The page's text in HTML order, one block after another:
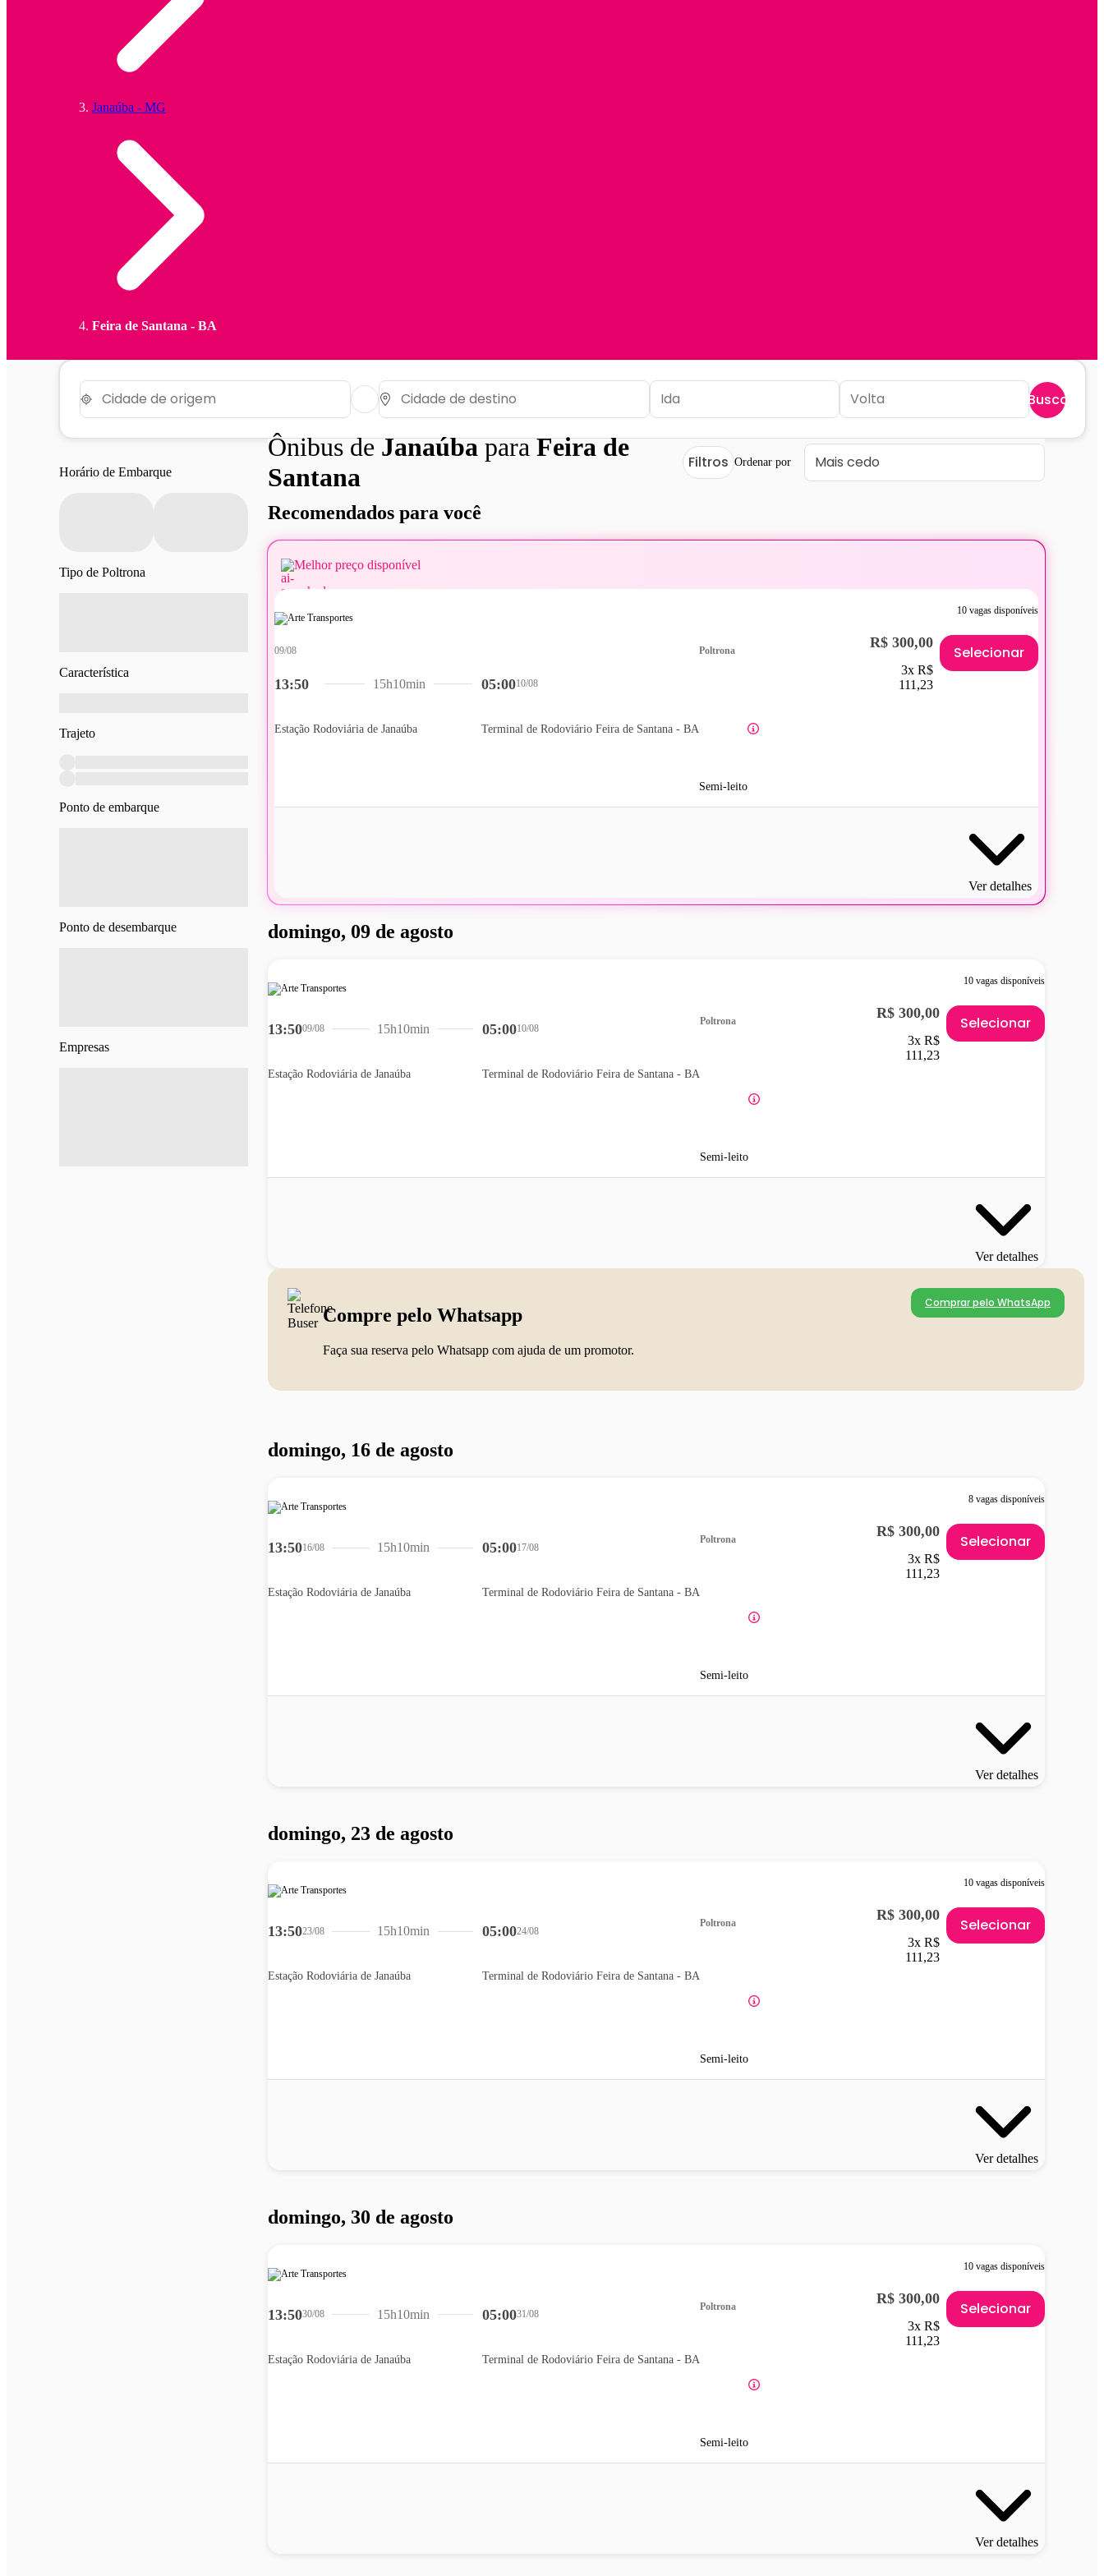
Janaúba - MG
Feira de Santana - BA
Buscar
Horário de Embarque
Tipo de Poltrona
Característica
Trajeto
Ponto de embarque
Ponto de desembarque
Empresas
Ônibus deJanaúbaparaFeira de
Santana
Filtros Ordenar por
Recomendados para você
Melhor preço disponível
10 vagas disponíveis
13:50
09/08
Estação Rodoviária de Janaúba
05:0010/08
Terminal de Rodoviário Feira de Santana - BA
15h10min
Poltrona
Semi-leito
R$ 300,00
3x R$
111,23
Selecionar
Ver detalhes
domingo, 09 de agosto
10 vagas disponíveis
13:5009/08
Estação Rodoviária de Janaúba
05:0010/08
Terminal de Rodoviário Feira de Santana - BA
15h10min
Poltrona
Semi-leito
R$ 300,00
3x R$
111,23
Selecionar
Ver detalhes
Compre pelo Whatsapp
Faça sua reserva pelo Whatsapp com ajuda de um promotor.
Comprar pelo WhatsApp
domingo, 16 de agosto
8 vagas disponíveis
13:5016/08
Estação Rodoviária de Janaúba
05:0017/08
Terminal de Rodoviário Feira de Santana - BA
15h10min
Poltrona
Semi-leito
R$ 300,00
3x R$
111,23
Selecionar
Ver detalhes
domingo, 23 de agosto
10 vagas disponíveis
13:5023/08
Estação Rodoviária de Janaúba
05:0024/08
Terminal de Rodoviário Feira de Santana - BA
15h10min
Poltrona
Semi-leito
R$ 300,00
3x R$
111,23
Selecionar
Ver detalhes
domingo, 30 de agosto
10 vagas disponíveis
13:5030/08
Estação Rodoviária de Janaúba
05:0031/08
Terminal de Rodoviário Feira de Santana - BA
15h10min
Poltrona
Semi-leito
R$ 300,00
3x R$
111,23
Selecionar
Ver detalhes